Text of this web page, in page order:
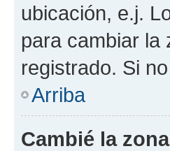
ubicación, e.j.
para cambiar la
registrado. Si
Arriba
Cambié la